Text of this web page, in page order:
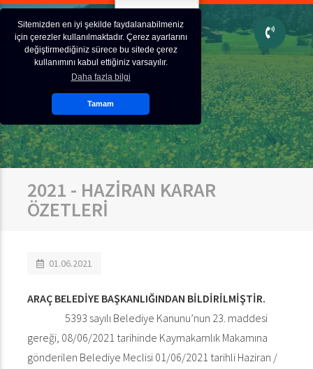
Sitemizden en iyi şekilde faydalanabilmeniz
için çerezler kullanılmaktadır. Çerez ayarlarını
değiştirmediğiniz sürece bu sitede çerez
kullanımını kabul ettiğiniz varsayılır.
Daha fazla bilgi
Tamam
2021 - HAZİRAN KARAR
ÖZETLERİ
01.06.2021
ARAÇ BELEDİYE BAŞKANLIĞINDAN BİLDİRİLMİŞTİR.
5393 sayılı Belediye Kanunu’nun 23. maddesi
gereği, 08/06/2021 tarihinde Kaymakamlık Makamına
gönderilen Belediye Meclisi 01/06/2021 tarihli Haziran /